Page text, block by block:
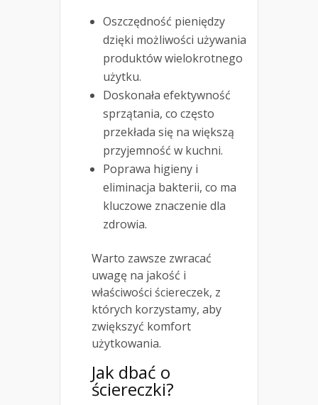
Oszczędność pieniędzy
dzięki możliwości używania
produktów wielokrotnego
użytku.
Doskonała efektywność
sprzątania, co często
przekłada się na większą
przyjemność w kuchni.
Poprawa higieny i
eliminacja bakterii, co ma
kluczowe znaczenie dla
zdrowia.
Warto zawsze zwracać
uwagę na jakość i
właściwości ściereczek, z
których korzystamy, aby
zwiększyć komfort
użytkowania.
Jak dbać o
ściereczki?